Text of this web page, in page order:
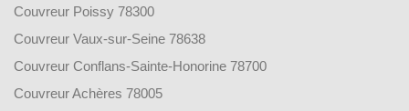
Couvreur Poissy 78300
Couvreur Vaux-sur-Seine 78638
Couvreur Conflans-Sainte-Honorine 78700
Couvreur Achères 78005